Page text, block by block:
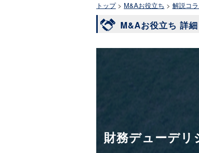
トップ> M&Aお役立ち > 解説コ
M&Aお役立ち 詳細
財務デューデリ